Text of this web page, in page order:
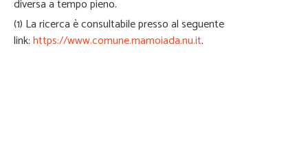
diversa a tempo pieno.
(1) La ricerca è consultabile presso al seguente
link:https://www.comune.mamoiada.nu.it.